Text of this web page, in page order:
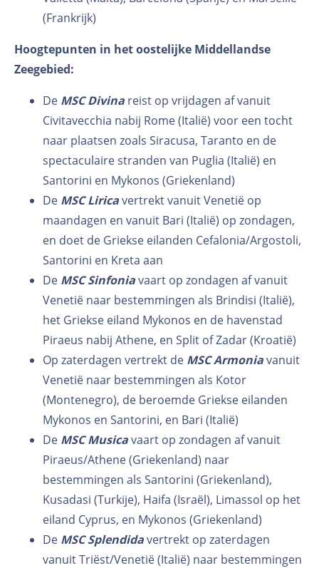
(Frankrijk)
Hoogtepunten in het oostelijke Middellandse
Zeegebied:
De MSC Divina reist op vrijdagen af vanuit
Civitavecchia nabij Rome (Italië) voor een tocht
naar plaatsen zoals Siracusa, Taranto en de
spectaculaire stranden van Puglia (Italië) en
Santorini en Mykonos (Griekenland)
De MSC Liricavertrekt vanuit Venetië op
maandagen en vanuit Bari (Italië) op zondagen,
en doet de Griekse eilanden Cefalonia/Argostoli,
Santorini en Kreta aan
De MSC Sinfoniavaart op zondagen af vanuit
Venetië naar bestemmingen als Brindisi (Italië),
het Griekse eiland Mykonos en de havenstad
Piraeus nabij Athene, en Split of Zadar (Kroatië)
Op zaterdagen vertrekt de MSC Armoniavanuit
Venetië naar bestemmingen als Kotor
(Montenegro), de beroemde Griekse eilanden
Mykonos en Santorini, en Bari (Italië)
De MSC Musicavaart op zondagen af vanuit
Piraeus/Athene (Griekenland) naar
bestemmingen als Santorini (Griekenland),
Kusadasi (Turkije), Haifa (Israël), Limassol op het
eiland Cyprus, en Mykonos (Griekenland)
De MSC Splendidavertrekt op zaterdagen
vanuit Triëst/Venetië (Italië) naar bestemmingen